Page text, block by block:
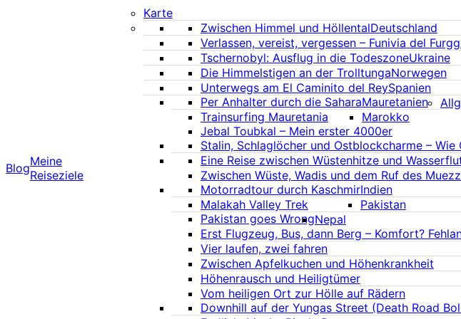
BlogMeine
Reiseziele
Karte
Deutschland
Zwischen Himmel und Höllental
Verlassen, vereist, vergessen – Funivia del
Ukraine
Tschernobyl: Ausflug in die Todeszone
Norwegen
Die Himmelstigen an der Trolltunga
Spanien
Unterwegs am El Caminito del Rey
Mauretanien
Per Anhalter durch die Sahara
Trainsurfing Mauretania
Marokko
Jebal Toubkal – Mein erster 4000er
Stalin, Schlaglöcher und Ostblockcharme –
Eine Reise zwischen Wüstenhitze und
Zwischen Wüste, Wadis und dem Ruf des
Indien
Motorradtour durch Kaschmir
Malakah Valley Trek
Pakistan
Pakistan goes WrongNepal
Erst Flugzeug, Bus, dann Berg – Komfort?
Vier laufen, zwei fahren
Zwischen Apfelkuchen und Höhenkrankheit
Höhenrausch und Heiligtümer
Vom heiligen Ort zur Hölle auf Rädern
Downhill auf der Yungas Street (Death Road